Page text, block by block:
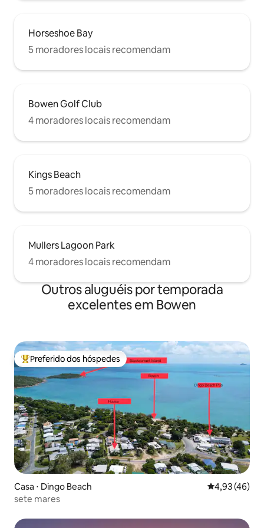
Horseshoe Bay
5 moradores locais recomendam
Bowen Golf Club
4 moradores locais recomendam
Kings Beach
5 moradores locais recomendam
Mullers Lagoon Park
4 moradores locais recomendam
Outros aluguéis por temporada
excelentes em Bowen
Entre os melhores preferidos dos hóspedes
Preferido dos hóspedes
Casa ⋅ Dingo Beach 4,93 de uma
4,93 (46)
sete mares